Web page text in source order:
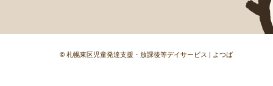
© 札幌東区児童発達支援・放課後等デイサービス | よつば